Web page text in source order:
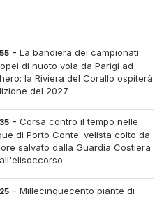
-La bandiera dei campionati
di nuoto vola da Parigi ad
la Riviera del Corallo ospiterà
del 2027
-Corsa contro il tempo nelle
di Porto Conte: velista colto da
salvato dalla Guardia Costiera
-Millecinquecento piante di